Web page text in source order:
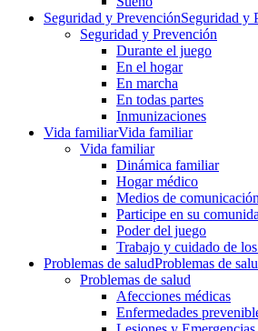
Seguridad y PrevenciónSeguridad y
Seguridad y Prevención
Durante el juego
En el hogar
En marcha
En todas partes
Inmunizaciones
Vida familiarVida familiar
Vida familiar
Dinámica familiar
Hogar médico
Medios de comunicación
Participe en su
Poder del juego
Trabajo y cuidado de
Problemas de saludProblemas de
Problemas de salud
Afecciones médicas
Enfermedades